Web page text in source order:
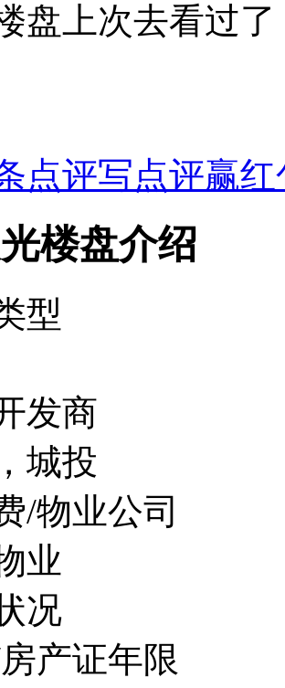
盘上次去看过
点评写点评赢
楼盘介绍
型
发商
城投
/物业公司
业
况
产证年限